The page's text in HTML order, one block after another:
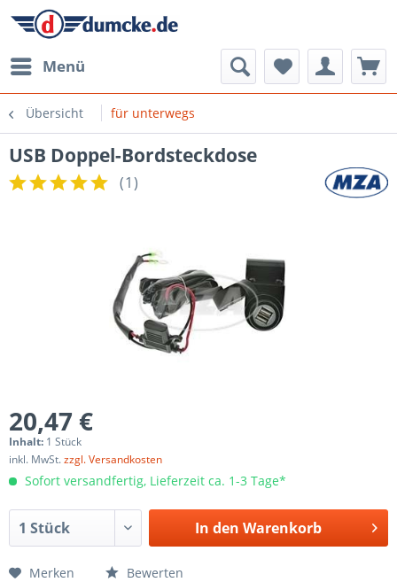
Menü
Übersicht für unterwegs
USB Doppel-Bordsteckdose
(1)
20,47 €
Inhalt: 1 Stück
inkl. MwSt.zzgl. Versandkosten
Sofort versandfertig, Lieferzeit ca. 1-3 Tage*
In den Warenkorb
Merken Bewerten